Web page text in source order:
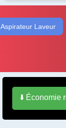
Aspirateur Laveur
⬇️ Économie